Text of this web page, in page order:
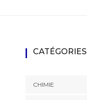
CATÉGORIES
CHIMIE